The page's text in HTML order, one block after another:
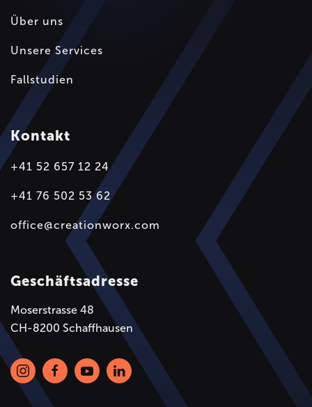
Über uns
Unsere Services
Fallstudien
Kontakt
+41 52 657 12 24
+41 76 502 53 62
office@creationworx.com
Geschäftsadresse
Moserstrasse 48
CH-8200 Schaffhausen